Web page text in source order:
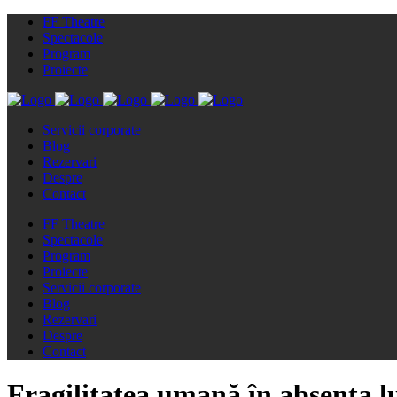
FF Theatre
Spectacole
Program
Proiecte
Servicii corporate
Blog
Rezervari
Despre
Contact
FF Theatre
Spectacole
Program
Proiecte
Servicii corporate
Blog
Rezervari
Despre
Contact